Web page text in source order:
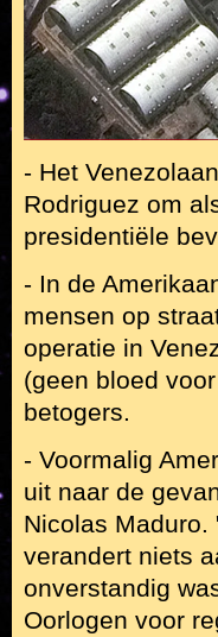
- Het
Rodriguez om
presidentiële
- In de
mensen op
operatie in
(geen bloed
betogers.
- Voormalig
uit naar de
Nicolas
verandert niets
onverstandig
Oorlogen voor